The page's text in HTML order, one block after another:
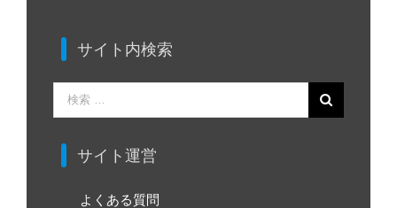
サイト内検索
索
サイト運営
よくある質問